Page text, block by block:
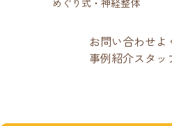
お問い合わせよ
事例紹介スタッ